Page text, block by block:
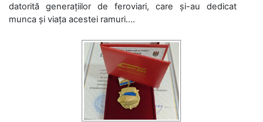
datorită generațiilor de feroviari, care și-au dedicat
munca și viața acestei ramuri....